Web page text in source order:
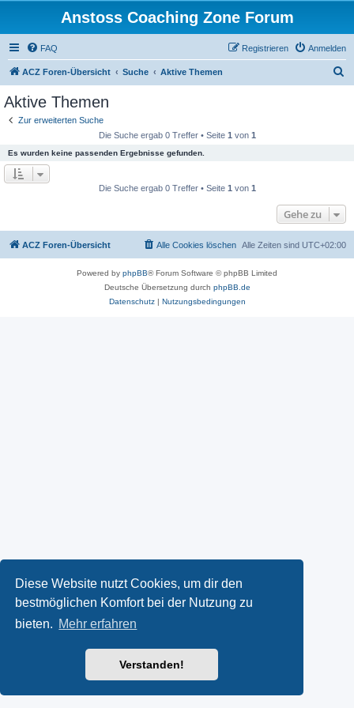
Diese Website nutzt Cookies, um dir den
bestmöglichen Komfort bei der Nutzung zu
bieten. Mehr erfahren
Verstanden!
Anstoss Coaching Zone Forum
FAQ Anmelden
Registrieren
ACZ Foren-Übersicht Suche Aktive Themen
Aktive Themen
Zur erweiterten Suche
Die Suche ergab 0 Treffer • Seite 1 von 1
Es wurden keine passenden Ergebnisse gefunden.
Die Suche ergab 0 Treffer • Seite 1 von 1
Gehe zu
ACZ Foren-Übersicht Alle Zeiten sind UTC+02:00
Alle Cookies löschen
Powered by phpBB® Forum Software © phpBB Limited
Deutsche Übersetzung durch phpBB.de
Datenschutz| Nutzungsbedingungen